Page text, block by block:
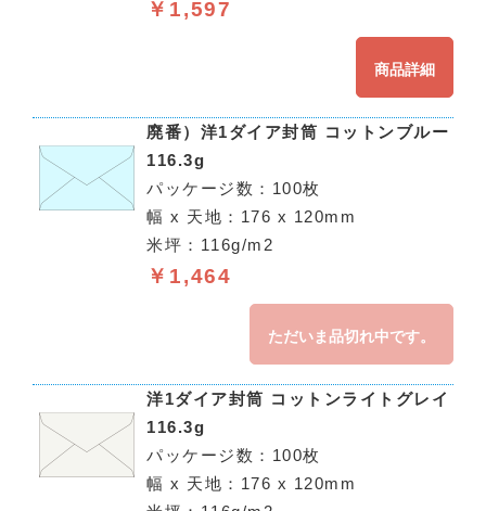
￥1,597
商品詳細
廃番）洋1ダイア封筒 コットンブルー
116.3g
パッケージ数：100枚
幅 x 天地：176 x 120mm
米坪：116g/m2
￥1,464
ただいま品切れ中です。
洋1ダイア封筒 コットンライトグレイ
116.3g
パッケージ数：100枚
幅 x 天地：176 x 120mm